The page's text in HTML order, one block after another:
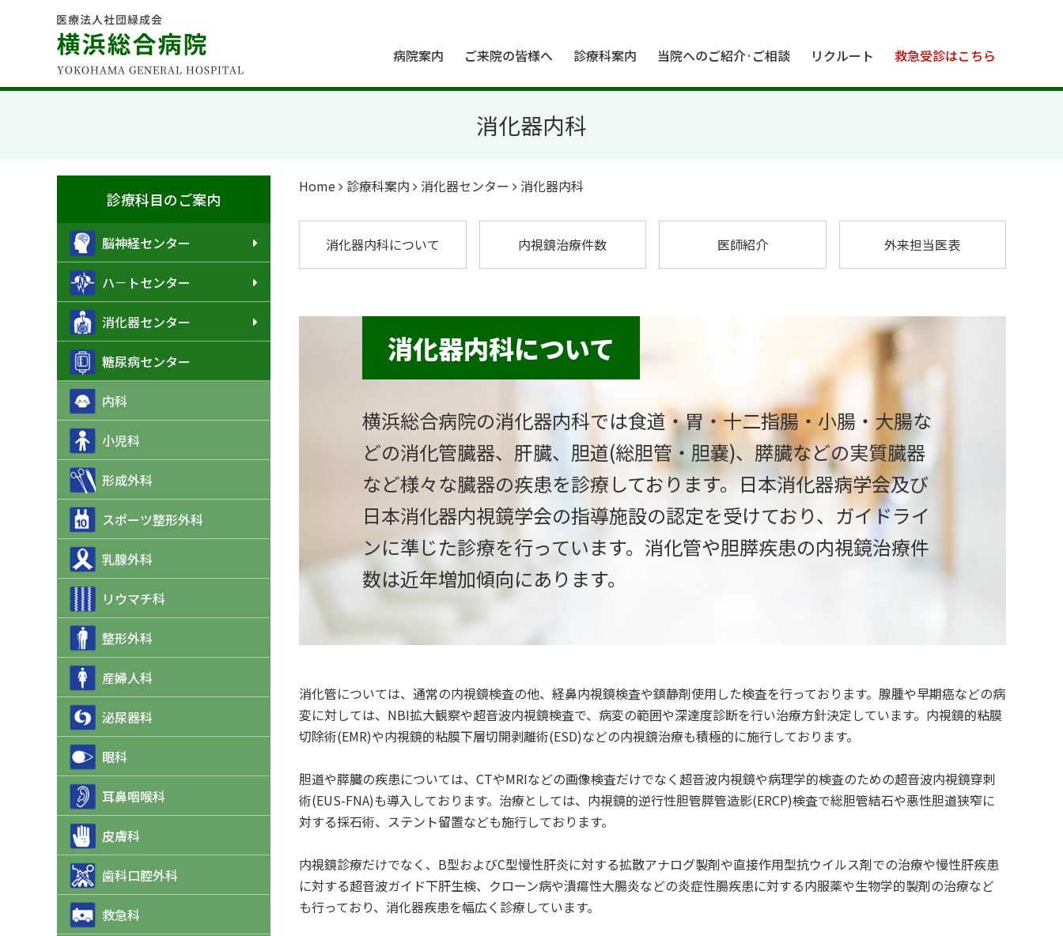
病院案内 ご来院の皆様へ 診療科案内 当院へのご紹介·ご相談 リクルート 救急受診はこちら
消化器内科
診療科目のご案内
脳神経センター
ハ－トセンター
循環器内科
心臓血管外科
消化器センター
消化器外科
消化器内科
糖尿病センター
内科
小児科
形成外科
スポーツ整形外科
乳腺外科
リウマチ科
整形外科
産婦人科
泌尿器科
眼科
耳鼻咽喉科
皮膚科
歯科口腔外科
救急科
Home 診療科案内 消化器センター 消化器内科
消化器内科について 内視鏡治療件数 医師紹介 外来担当医表
消化器内科について
横浜総合病院の消化器内科では食道・胃・十二指腸・小腸・大腸な
どの消化管臓器、肝臓、胆道(総胆管・胆嚢)、膵臓などの実質臓器
など様々な臓器の疾患を診療しております。日本消化器病学会及び
日本消化器内視鏡学会の指導施設の認定を受けており、ガイドライ
ンに準じた診療を行っています。消化管や胆膵疾患の内視鏡治療件
数は近年増加傾向にあります。
消化管については、通常の内視鏡検査の他、経鼻内視鏡検査や鎮静剤使用した検査を行っております。腺腫や早期癌などの病
変に対しては、NBI拡大観察や超音波内視鏡検査で、病変の範囲や深達度診断を行い治療方針決定しています。内視鏡的粘膜
切除術(EMR)や内視鏡的粘膜下層切開剥離術(ESD)などの内視鏡治療も積極的に施行しております。
胆道や膵臓の疾患については、CTやMRIなどの画像検査だけでなく超音波内視鏡や病理学的検査のための超音波内視鏡穿刺
術(EUS-FNA)も導入しております。治療としては、内視鏡的逆行性胆管膵管造影(ERCP)検査で総胆管結石や悪性胆道狭窄に
対する採石術、ステント留置なども施行しております。
内視鏡診療だけでなく、B型およびC型慢性肝炎に対する拡散アナログ製剤や直接作用型抗ウイルス剤での治療や慢性肝疾患
に対する超音波ガイド下肝生検、クローン病や潰瘍性大腸炎などの炎症性腸疾患に対する内服薬や生物学的製剤の治療など
も行っており、消化器疾患を幅広く診療しています。